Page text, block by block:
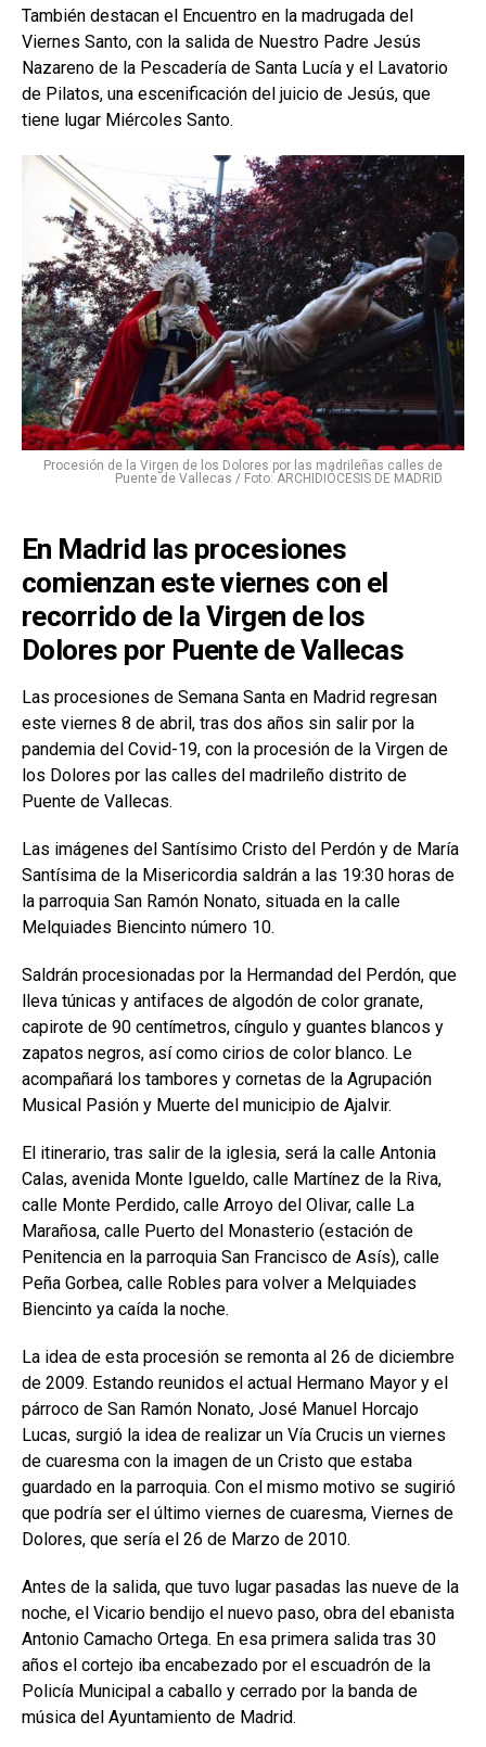
También destacan el Encuentro en la madrugada del
Viernes Santo, con la salida de Nuestro Padre Jesús
Nazareno de la Pescadería de Santa Lucía y el Lavatorio
de Pilatos, una escenificación del juicio de Jesús, que
tiene lugar Miércoles Santo.
Procesión de la Virgen de los Dolores por las madrileñas calles de
Puente de Vallecas / Foto: ARCHIDIÓCESIS DE MADRID
En Madrid las procesiones
comienzan este viernes con el
recorrido de la Virgen de los
Dolores por Puente de Vallecas
Las procesiones de Semana Santa en Madrid regresan
este viernes 8 de abril, tras dos años sin salir por la
pandemia del Covid-19, con la procesión de la Virgen de
los Dolores por las calles del madrileño distrito de
Puente de Vallecas.
Las imágenes del Santísimo Cristo del Perdón y de María
Santísima de la Misericordia saldrán a las 19:30 horas de
la parroquia San Ramón Nonato, situada en la calle
Melquiades Biencinto número 10.
Saldrán procesionadas por la Hermandad del Perdón, que
lleva túnicas y antifaces de algodón de color granate,
capirote de 90 centímetros, cíngulo y guantes blancos y
zapatos negros, así como cirios de color blanco. Le
acompañará los tambores y cornetas de la Agrupación
Musical Pasión y Muerte del municipio de Ajalvir.
El itinerario, tras salir de la iglesia, será la calle Antonia
Calas, avenida Monte Igueldo, calle Martínez de la Riva,
calle Monte Perdido, calle Arroyo del Olivar, calle La
Marañosa, calle Puerto del Monasterio (estación de
Penitencia en la parroquia San Francisco de Asís), calle
Peña Gorbea, calle Robles para volver a Melquiades
Biencinto ya caída la noche.
La idea de esta procesión se remonta al 26 de diciembre
de 2009. Estando reunidos el actual Hermano Mayor y el
párroco de San Ramón Nonato, José Manuel Horcajo
Lucas, surgió la idea de realizar un Vía Crucis un viernes
de cuaresma con la imagen de un Cristo que estaba
guardado en la parroquia. Con el mismo motivo se sugirió
que podría ser el último viernes de cuaresma, Viernes de
Dolores, que sería el 26 de Marzo de 2010.
Antes de la salida, que tuvo lugar pasadas las nueve de la
noche, el Vicario bendijo el nuevo paso, obra del ebanista
Antonio Camacho Ortega. En esa primera salida tras 30
años el cortejo iba encabezado por el escuadrón de la
Policía Municipal a caballo y cerrado por la banda de
música del Ayuntamiento de Madrid.